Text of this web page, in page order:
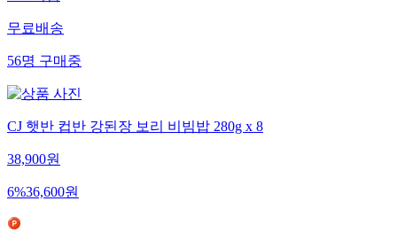
무료배송
56명구매중
CJ 햇반 컵반 강된장 보리 비빔밥 280g x 8
38,900원
6%36,600원